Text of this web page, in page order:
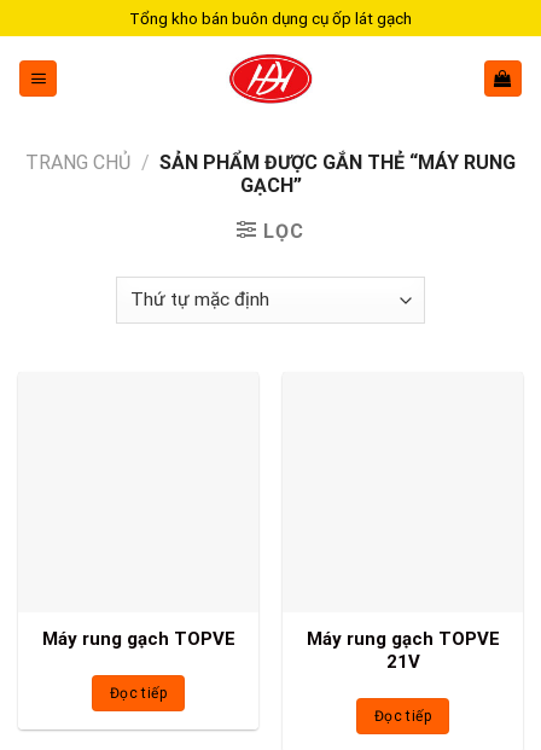
to
content
Tổng kho bán buôn dụng cụ ốp lát gạch
TRANG CHỦ / SẢN PHẨM ĐƯỢC GẮN THẺ “MÁY RUNG
GẠCH”
LỌC
Máy rung gạch TOPVE
Đọc tiếp
Máy rung gạch TOPVE
21V
Đọc tiếp